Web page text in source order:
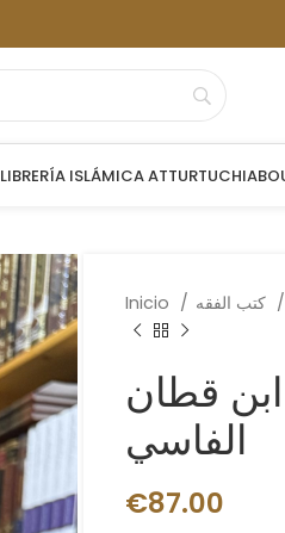
LIBRERÍA ISLÁMICA ATTURTUCHI
Inicio
قطان
الفاسي
€87.00